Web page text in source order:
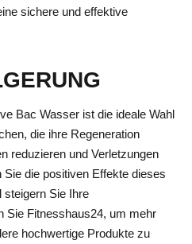
sichere und effektive
Bac Wasser ist die ideale Wahl
die ihre Regeneration
reduzieren und Verletzungen
die positiven Effekte dieses
steigern Sie Ihre
Sie Fitnesshaus24, um mehr
hochwertige Produkte zu